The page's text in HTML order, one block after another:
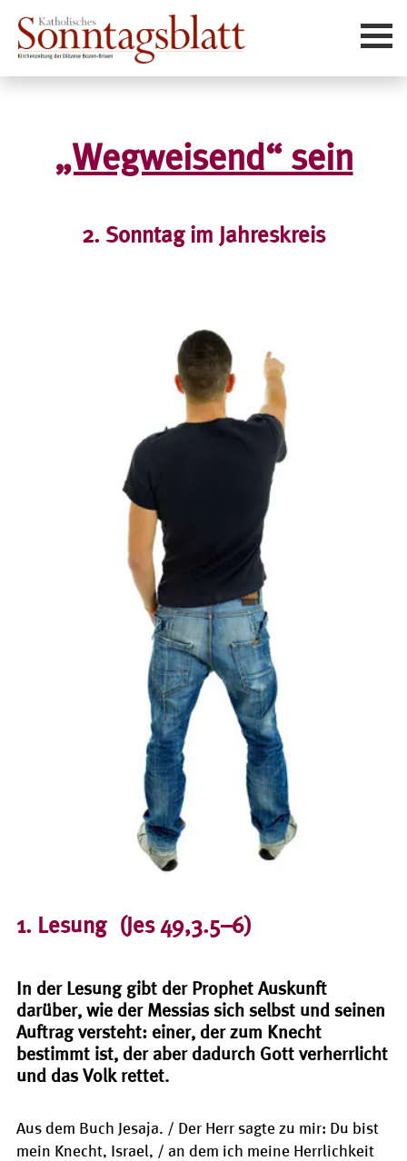
Team
Kontakt
„Wegweisend“ sein
2. Sonntag im Jahreskreis
1. Lesung (Jes 49,3.5–6)
In der Lesung gibt der Prophet Auskunft
darüber, wie der Messias sich selbst und seinen
Auftrag versteht: einer, der zum Knecht
bestimmt ist, der aber dadurch Gott verherrlicht
und das Volk rettet.
Aus dem Buch Jesaja. / Der Herr sagte zu mir: Du bist
mein Knecht, Israel, / an dem ich meine Herrlichkeit